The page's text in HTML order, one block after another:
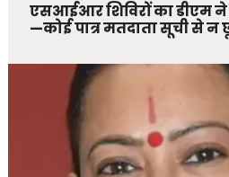
एसआईआर शिविरों का डीएम ने
—कोई पात्र मतदाता सूची से न